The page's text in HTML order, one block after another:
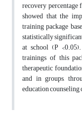
recovery
showed that the
training package
statistically
at school (P
trainings of this
therapeutic
and in groups,
education counseling